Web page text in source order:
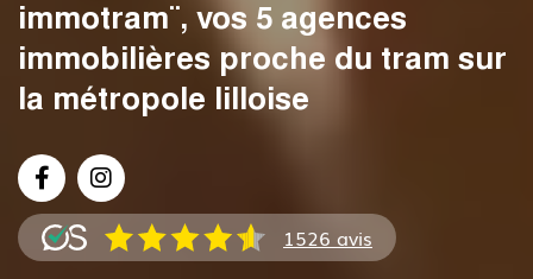
Immotram Villeneuve d'Ascq
03 20 555 222
immotram¨, vos 5 agences
immobilières proche du tram sur
la métropole lilloise
1526 avis